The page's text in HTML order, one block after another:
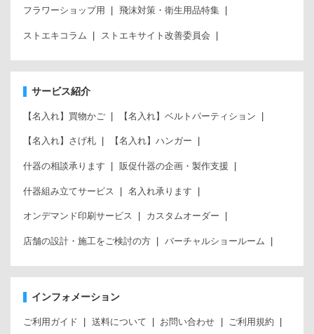
フラワーショップ用 飛沫対策・衛生用品特集
ストエキコラム ストエキサイト改善委員会
サービス紹介
【名入れ】買物かご 【名入れ】ベルトパーティション
【名入れ】さげ札 【名入れ】ハンガー
什器の相談承ります 販促什器の企画・製作支援
什器組み立てサービス 名入れ承ります
オンデマンド印刷サービス カスタムオーダー
店舗の設計・施工をご検討の方 バーチャルショールーム
インフォメーション
ご利用ガイド 送料について お問い合わせ ご利用規約